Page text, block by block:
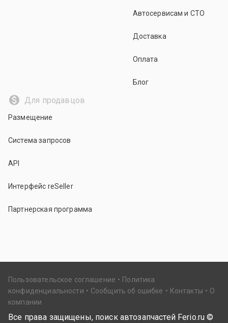
Автосервисам и СТО
Доставка
Оплата
Блог
Для продавцов
Размещение
Система запросов
API
Интерфейс reSeller
Партнерская программа
Пользовательское соглашение
Политика
конфиденциальности
Сообщить об ошибке Контакты
О
компании
Все права защищены, поиск автозапчастей Ferio.ru ©